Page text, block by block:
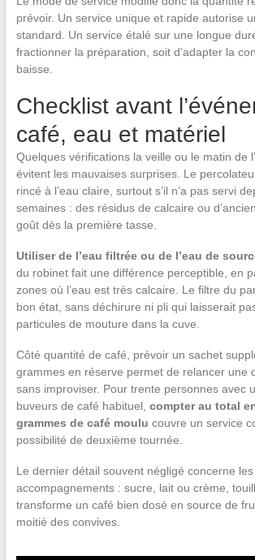
prévoir. Un service unique et rapide autorise
standard. Un service étalé sur une longue
fractionner la préparation, soit d’adapter la
baisse.
Checklist avant
café, eau et matériel
Quelques vérifications la veille ou le matin de
évitent les mauvaises surprises. Le
rincé à l’eau claire, surtout s’il n’a pas servi
semaines : des résidus de calcaire ou
goût dès la première tasse.
Utiliser de l’eau filtrée ou de l’eau de
du robinet fait une différence perceptible, en
zones où l’eau est très calcaire. Le filtre du
bon état, sans déchirure ni pli qui laisserait
particules de mouture dans la cuve.
Côté quantité de café, prévoir un sachet
grammes en réserve permet de relancer une
sans improviser. Pour trente personnes avec
buveurs de café habituel, compter au total
grammes de café moulu couvre un service
possibilité de deuxième tournée.
Le dernier détail souvent négligé concerne les
accompagnements : sucre, lait ou crème,
transforme un café bien dosé en source de
moitié des convives.